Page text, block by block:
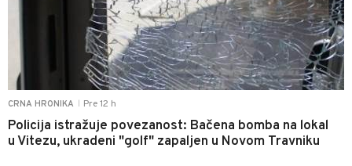
CRNA HRONIKA Pre 12 h
Policija istražuje povezanost: Bačena bomba na lokal
u Vitezu, ukradeni "golf" zapaljen u Novom Travniku